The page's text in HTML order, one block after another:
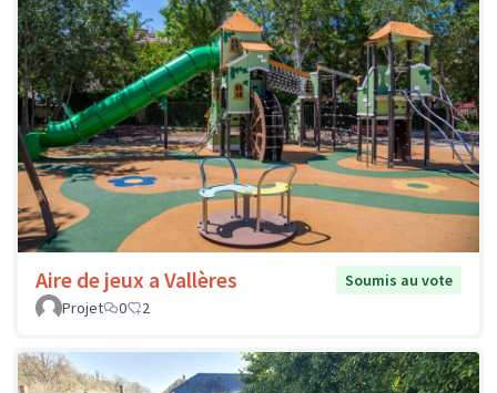
Aire de jeux a Vallères
Soumis au vote
Projet
0 2